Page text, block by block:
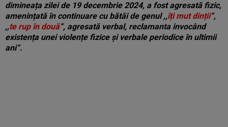
dimineața zilei de 19 decembrie 2024, a fost agresată fizic,
amenințată în continuare cu bătăi de genul ,,îți mut dinții”,
,,te rup în două”, agresată verbal, reclamanta invocând
existența unei violențe fizice și verbale periodice în ultimii
ani”.